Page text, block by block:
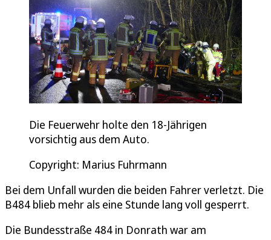
Die Feuerwehr holte den 18-Jährigen
vorsichtig aus dem Auto.
Copyright: Marius Fuhrmann
Bei dem Unfall wurden die beiden Fahrer verletzt. Die
B484 blieb mehr als eine Stunde lang voll gesperrt.
Die Bundesstraße 484 in Donrath war am